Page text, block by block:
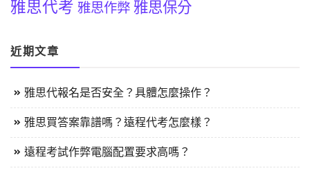
雅思代考 雅思作弊 雅思保分
近期文章
雅思代報名是否安全？具體怎麼操作？
雅思買答案靠譜嗎？遠程代考怎麼樣？
遠程考試作弊電腦配置要求高嗎？